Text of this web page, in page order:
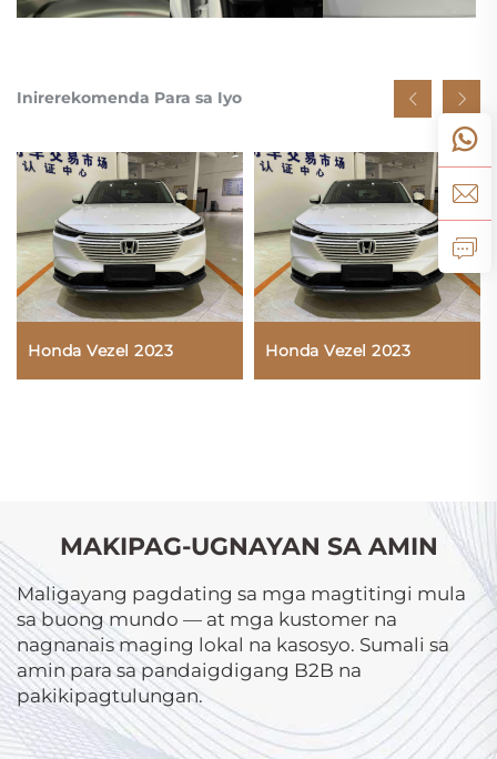
Inirerekomenda Para sa Iyo
Honda Vezel 2023 Honda Vezel 2023
MAKIPAG-UGNAYAN SA AMIN
Maligayang pagdating sa mga magtitingi mula
sa buong mundo — at mga kustomer na
nagnanais maging lokal na kasosyo. Sumali sa
amin para sa pandaigdigang B2B na
pakikipagtulungan.